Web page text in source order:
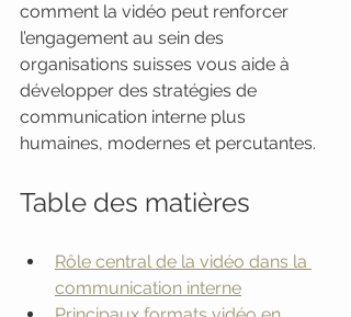
comment la vidéo peut renforcer
l’engagement au sein des
organisations suisses vous aide à
développer des stratégies de
communication interne plus
humaines, modernes et percutantes.
Table des matières
Rôle central de la vidéo dans la
communication interne